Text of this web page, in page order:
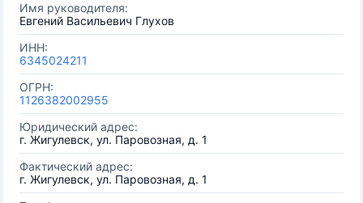
Имя руководителя:
Евгений Васильевич Глухов
ИНН:
6345024211
ОГРН:
1126382002955
Юридический адрес:
г. Жигулевск, ул. Паровозная, д. 1
Фактический адрес:
г. Жигулевск, ул. Паровозная, д. 1